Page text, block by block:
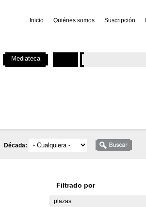
Inicio Quiénes somos Suscripción
Década:
Filtrado por
plazas
Mediateca